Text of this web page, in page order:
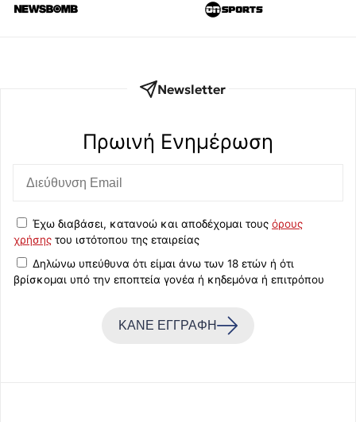
Newsletter
Πρωινή Eνημέρωση
Έχω διαβάσει, κατανοώ και αποδέχομαι τους όρους
χρήσης του ιστότοπου της εταιρείας
Δηλώνω υπεύθυνα ότι είμαι άνω των 18 ετών ή ότι
βρίσκομαι υπό την εποπτεία γονέα ή κηδεμόνα ή επιτρόπου
ΚΑΝΕ ΕΓΓΡΑΦΗ